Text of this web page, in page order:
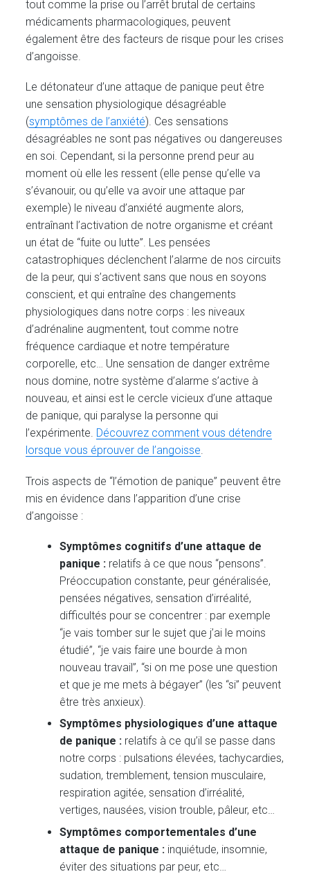
tout comme la prise ou l’arrêt brutal de certains
médicaments pharmacologiques, peuvent
également être des facteurs de risque pour les crises
d’angoisse.
Le détonateur d’une attaque de panique peut être
une sensation physiologique désagréable
(symptômes de l’anxiété). Ces sensations
désagréables ne sont pas négatives ou dangereuses
en soi. Cependant, si la personne prend peur au
moment où elle les ressent (elle pense qu’elle va
s’évanouir, ou qu’elle va avoir une attaque par
exemple) le niveau d’anxiété augmente alors,
entraînant l’activation de notre organisme et créant
un état de “fuite ou lutte”. Les pensées
catastrophiques déclenchent l’alarme de nos circuits
de la peur, qui s’activent sans que nous en soyons
conscient, et qui entraîne des changements
physiologiques dans notre corps : les niveaux
d’adrénaline augmentent, tout comme notre
fréquence cardiaque et notre température
corporelle, etc… Une sensation de danger extrême
nous domine, notre système d’alarme s’active à
nouveau, et ainsi est le cercle vicieux d’une attaque
de panique, qui paralyse la personne qui
l’expérimente. Découvrez comment vous détendre
lorsque vous éprouver de l’angoisse.
Trois aspects de “l’émotion de panique” peuvent être
mis en évidence dans l’apparition d’une crise
d’angoisse :
Symptômes cognitifs d’une attaque de
panique : relatifs à ce que nous “pensons”.
Préoccupation constante, peur généralisée,
pensées négatives, sensation d’irréalité,
difficultés pour se concentrer : par exemple
“je vais tomber sur le sujet que j’ai le moins
étudié”, “je vais faire une bourde à mon
nouveau travail”, “si on me pose une question
et que je me mets à bégayer” (les “si” peuvent
être très anxieux).
Symptômes physiologiques d’une attaque
de panique : relatifs à ce qu’il se passe dans
notre corps : pulsations élevées, tachycardies,
sudation, tremblement, tension musculaire,
respiration agitée, sensation d’irréalité,
vertiges, nausées, vision trouble, pâleur, etc…
Symptômes comportementales d’une
attaque de panique : inquiétude, insomnie,
éviter des situations par peur, etc…